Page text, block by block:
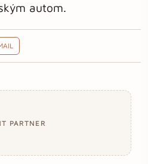
autom.
PARTNER